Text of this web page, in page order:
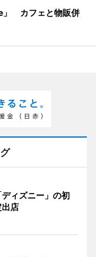
」 カフェと物販併
ィズニー」の初
店